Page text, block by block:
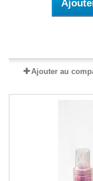
Ajouter au